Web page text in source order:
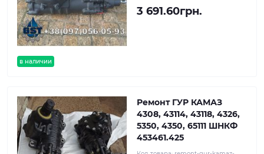
в наличии
3 691.60грн.
Ремонт ГУР КАМАЗ
4308, 43114, 43118, 4326,
5350, 4350, 65111 ШНКФ
453461.425